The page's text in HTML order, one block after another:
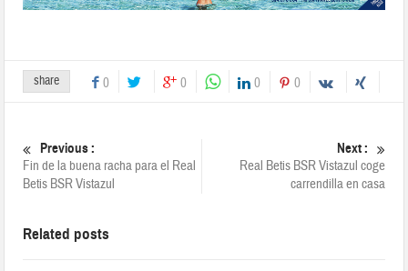
share 0 0 0 0
Previous :
Fin de la buena racha para el Real
Betis BSR Vistazul
Next :
Real Betis BSR Vistazul coge
carrendilla en casa
Related posts